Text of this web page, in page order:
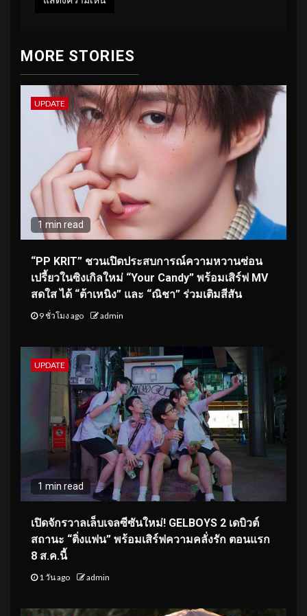
MORE STORIES
UPDATE
1 min read
“PP KRIT” ชวนเปิดประสบการณ์ความหวานซ่อน
เปรี้ยวในซิงเกิลใหม่ “Your Candy” พร้อมเสิร์ฟ MV
สดใส ได้ “ต้าเหนิง” และ “ณิชา” ร่วมเติมสีสัน
9 ชั่วโมง ago admin
UPDATE
1 min read
เปิดจักรวาลเล็บเจลซีซันใหม่! GELBOYS 2 เดบิวต์
สถานะ “ติ่งแฟน” พร้อมเสิร์ฟความคลั่งรัก ตอนแรก
8 ส.ค.นี้
1 วัน ago admin